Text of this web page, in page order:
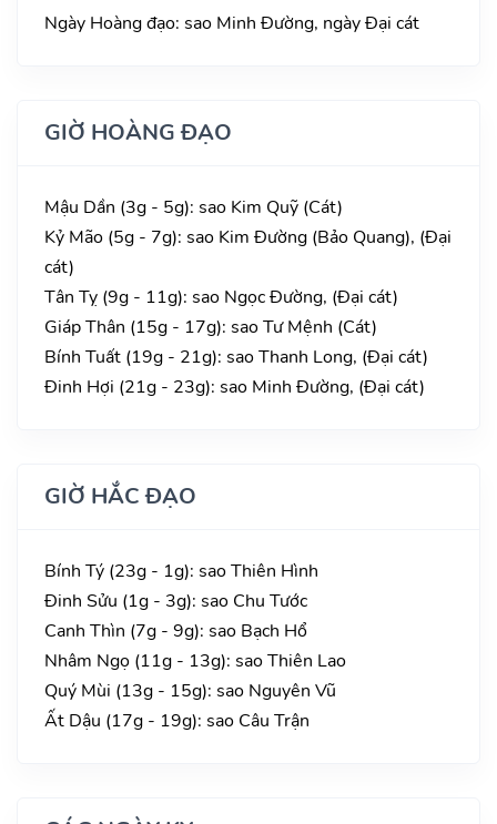
Ngày Hoàng đạo: sao Minh Đường, ngày Đại cát
GIỜ HOÀNG ĐẠO
Mậu Dần (3g - 5g): sao Kim Quỹ (Cát)
Kỷ Mão (5g - 7g): sao Kim Đường (Bảo Quang), (Đại
cát)
Tân Tỵ (9g - 11g): sao Ngọc Đường, (Đại cát)
Giáp Thân (15g - 17g): sao Tư Mệnh (Cát)
Bính Tuất (19g - 21g): sao Thanh Long, (Đại cát)
Đinh Hợi (21g - 23g): sao Minh Đường, (Đại cát)
GIỜ HẮC ĐẠO
Bính Tý (23g - 1g): sao Thiên Hình
Đinh Sửu (1g - 3g): sao Chu Tước
Canh Thìn (7g - 9g): sao Bạch Hổ
Nhâm Ngọ (11g - 13g): sao Thiên Lao
Quý Mùi (13g - 15g): sao Nguyên Vũ
Ất Dậu (17g - 19g): sao Câu Trận